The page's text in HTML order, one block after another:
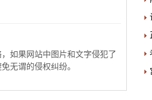
如果网站中图片和文字侵犯了
无谓的侵权纠纷。